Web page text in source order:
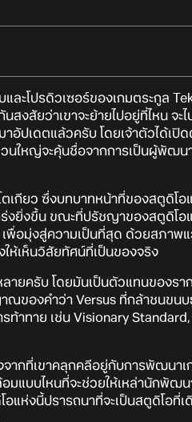
ละโปรดิวเซอร์ของเกมตระกูล
งสัยว่าเขาจะย้ายไปอยู่ที่ไหน จะ
อัปเดตแล้วครับ โดยเจ้าตัวได้เปิ
นใหญ่จะคุ้นชื่อจากการเป็นผู้พัฒน
ตเกียว ซึ่งบทบาทหน้าที่ของสตูดิโ
งยิ่งขึ้น ขณะที่ปรัชญาของสตูดิโอ
พื่อมุ่งสู่ความเป็นที่สุด ด้วยสภาพ
ให้เห็นวิสัยทัศน์ที่เป็นของจริง
ายครับ โดยมันเป็นตัวแทนของรา
ของคำว่า Versus ที่กล้าชนขนบ
ทาย เช่น Visionary Standard,
ากที่เขาคลุกคลีอยู่กับการพัฒนาเ
มแบบไหนที่จะช่วยให้เหล่านักพั
ห่งนี้ปรารถนาที่จะเป็นสตูดิโอที่